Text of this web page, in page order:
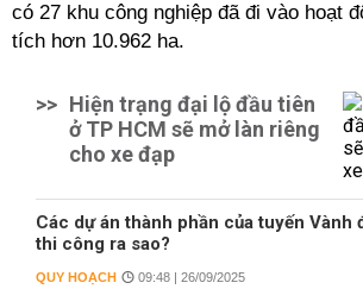
có 27 khu công nghiệp đã đi vào hoạt
tích hơn 10.962 ha.
>> Hiện trạng đại lộ đầu tiên
ở TP HCM sẽ mở làn riêng
cho xe đạp
Các dự án thành phần của tuyến Vành
thi công ra sao?
QUY HOẠCH 09:48 | 26/09/2025